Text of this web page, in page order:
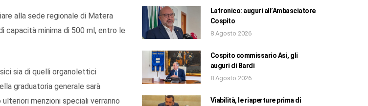
alla sede regionale di Matera
capacità minima di 500 ml, entro le
sia di quelli organolettici
graduatoria generale sarà
menzioni speciali verranno
Latronico: auguri all’Ambasciatore
Cospito
8 Agosto 2026
Cospito commissario Asi, gli
auguri di Bardi
8 Agosto 2026
Viabilità, le riaperture prima di